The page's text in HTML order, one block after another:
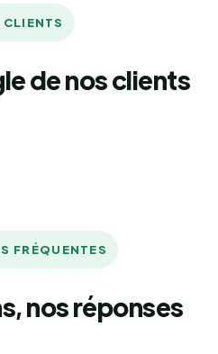
CLIENTS
de nos clients
FRÉQUENTES
nos réponses